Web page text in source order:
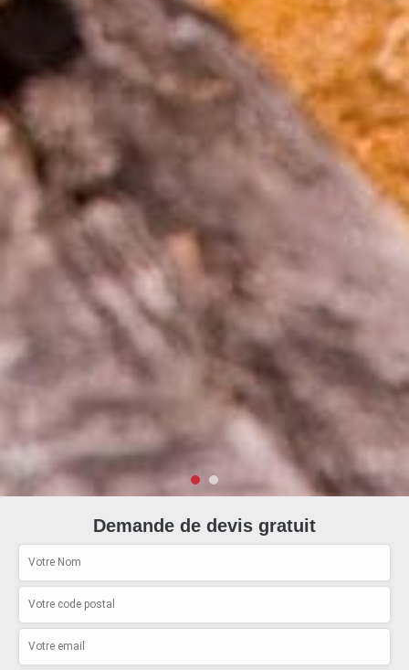
Demande de devis gratuit